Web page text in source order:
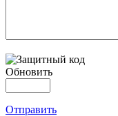
Обновить
Отправить